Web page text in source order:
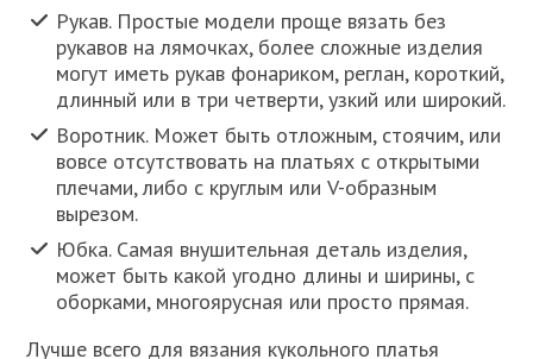
Рукав. Простые модели проще вязать без
рукавов на лямочках, более сложные изделия
могут иметь рукав фонариком, реглан, короткий,
длинный или в три четверти, узкий или широкий.
Воротник. Может быть отложным, стоячим, или
вовсе отсутствовать на платьях с открытыми
плечами, либо с круглым или V-образным
вырезом.
Юбка. Самая внушительная деталь изделия,
может быть какой угодно длины и ширины, с
оборками, многоярусная или просто прямая.
Лучше всего для вязания кукольного платья